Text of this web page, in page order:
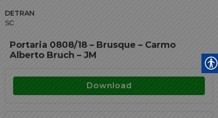
DETRAN
SC
Portaria 0808/18 – Brusque – Carmo
Alberto Bruch – JM
Download